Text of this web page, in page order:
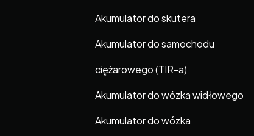
Akumulator do skutera
Akumulator do samochodu
ciężarowego (TIR-a)
Akumulator do wózka widłowego
Akumulator do wózka